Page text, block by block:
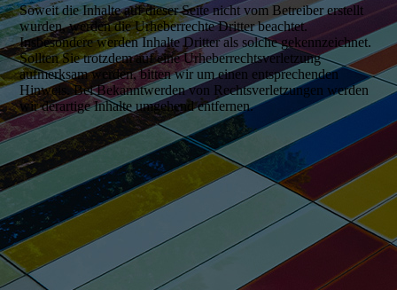
Soweit die Inhalte auf dieser Seite nicht vom Betreiber erstellt
wurden, werden die Urheberrechte Dritter beachtet.
Insbesondere werden Inhalte Dritter als solche gekennzeichnet.
Sollten Sie trotzdem auf eine Urheberrechtsverletzung
aufmerksam werden, bitten wir um einen entsprechenden
Hinweis. Bei Bekanntwerden von Rechtsverletzungen werden
wir derartige Inhalte umgehend entfernen.